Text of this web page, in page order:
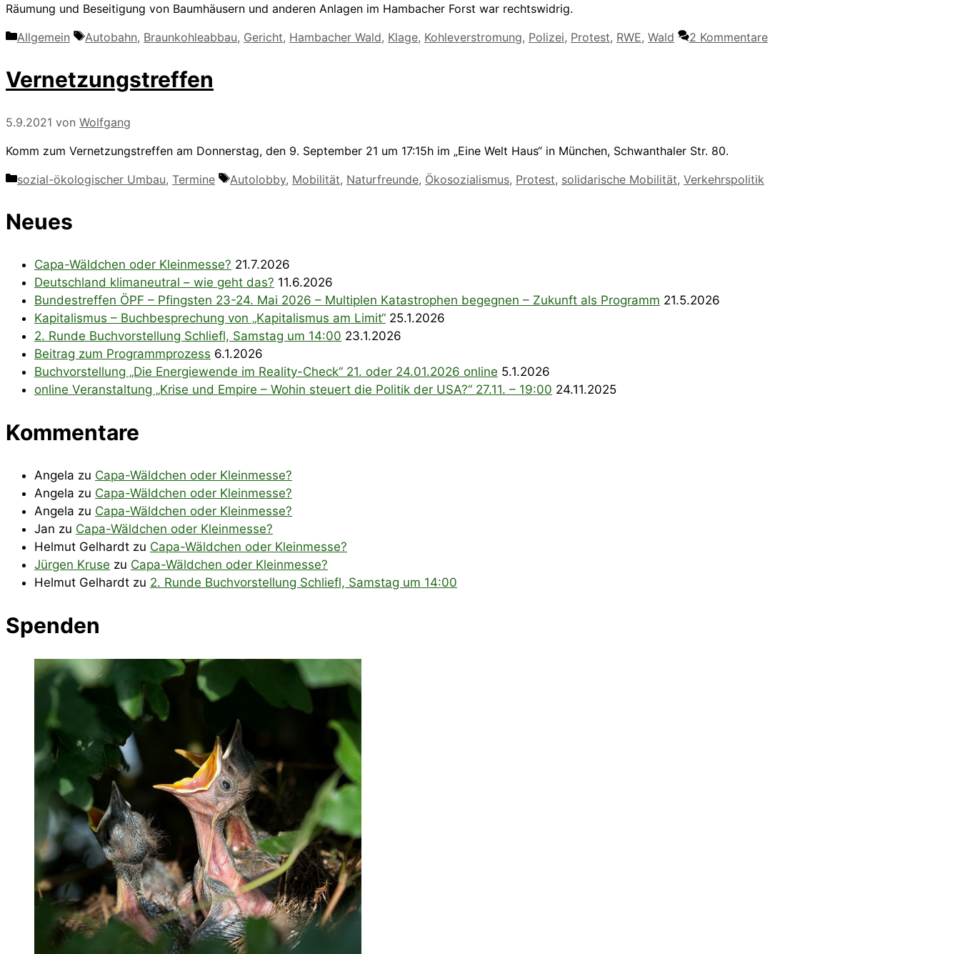
Räumung und Beseitigung von Baumhäusern und anderen Anlagen im Hambacher Forst war rechtswidrig.
Kategorien
Allgemein Schlagwörter
Autobahn, Braunkohleabbau, Gericht, Hambacher Wald, Klage, Kohleverstromung, Polizei, Protest, RWE, Wald 2 Kommentare
Vernetzungstreffen
5.9.2021 von Wolfgang
Komm zum Vernetzungstreffen am Donnerstag, den 9. September 21 um 17:15h im „Eine Welt Haus“ in München, Schwanthaler Str. 80.
Kategorien
sozial-ökologischer Umbau, Termine Schlagwörter
Autolobby, Mobilität, Naturfreunde, Ökosozialismus, Protest, solidarische Mobilität, Verkehrspolitik
Neues
Capa-Wäldchen oder Kleinmesse? 21.7.2026
Deutschland klimaneutral – wie geht das? 11.6.2026
Bundestreffen ÖPF – Pfingsten 23-24. Mai 2026 – Multiplen Katastrophen begegnen – Zukunft als Programm 21.5.2026
Kapitalismus – Buchbesprechung von „Kapitalismus am Limit“ 25.1.2026
2. Runde Buchvorstellung Schliefl, Samstag um 14:00 23.1.2026
Beitrag zum Programmprozess 6.1.2026
Buchvorstellung „Die Energiewende im Reality-Check“ 21. oder 24.01.2026 online 5.1.2026
online Veranstaltung „Krise und Empire – Wohin steuert die Politik der USA?“ 27.11. – 19:00 24.11.2025
Kommentare
Angela zu Capa-Wäldchen oder Kleinmesse?
Angela zu Capa-Wäldchen oder Kleinmesse?
Angela zu Capa-Wäldchen oder Kleinmesse?
Jan zu Capa-Wäldchen oder Kleinmesse?
Helmut Gelhardt zu Capa-Wäldchen oder Kleinmesse?
Jürgen Kruse zu Capa-Wäldchen oder Kleinmesse?
Helmut Gelhardt zu 2. Runde Buchvorstellung Schliefl, Samstag um 14:00
Spenden